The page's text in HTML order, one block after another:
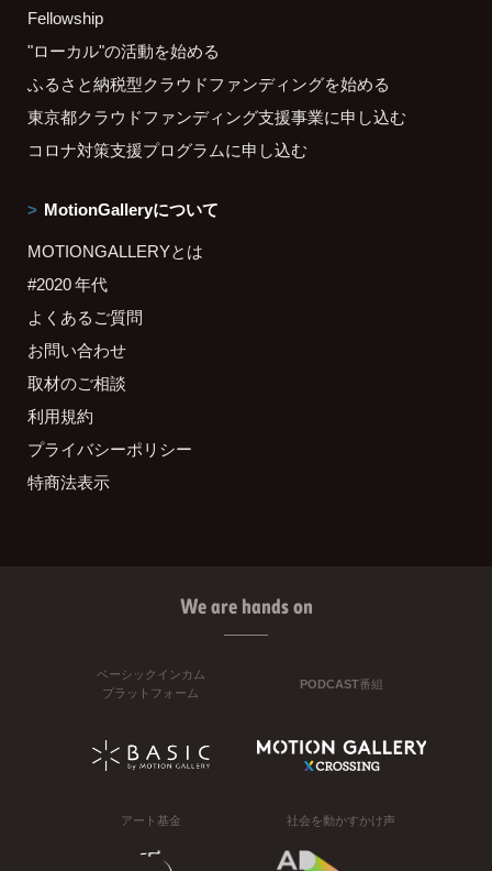
Fellowship
"ローカル"の活動を始める
ふるさと納税型クラウドファンディングを始める
東京都クラウドファンディング支援事業に申し込む
コロナ対策支援プログラムに申し込む
MotionGalleryについて
MOTIONGALLERYとは
#2020 年代
よくあるご質問
お問い合わせ
取材のご相談
利用規約
プライバシーポリシー
特商法表示
We are hands on
ベーシックインカム
プラットフォーム
PODCAST番組
アート基金 社会を動かすかけ声